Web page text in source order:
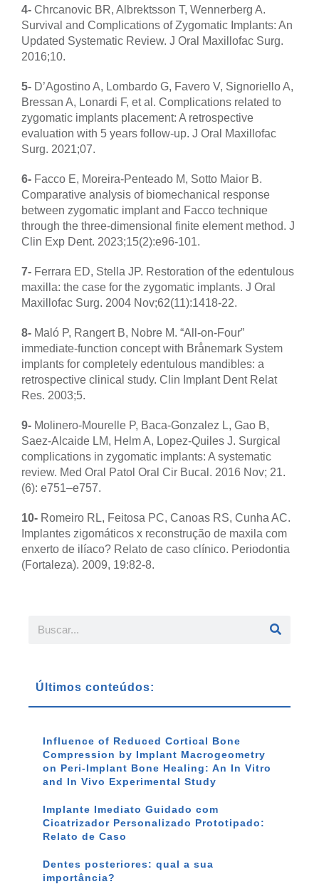
4- Chrcanovic BR, Albrektsson T, Wennerberg A.
Survival and Complications of Zygomatic Implants: An
Updated Systematic Review. J Oral Maxillofac Surg.
2016;10.
5- D’Agostino A, Lombardo G, Favero V, Signoriello A,
Bressan A, Lonardi F, et al. Complications related to
zygomatic implants placement: A retrospective
evaluation with 5 years follow-up. J Oral Maxillofac
Surg. 2021;07.
6- Facco E, Moreira-Penteado M, Sotto Maior B.
Comparative analysis of biomechanical response
between zygomatic implant and Facco technique
through the three-dimensional finite element method. J
Clin Exp Dent. 2023;15(2):e96-101.
7- Ferrara ED, Stella JP. Restoration of the edentulous
maxilla: the case for the zygomatic implants. J Oral
Maxillofac Surg. 2004 Nov;62(11):1418-22.
8- Maló P, Rangert B, Nobre M. “All-on-Four”
immediate-function concept with Brånemark System
implants for completely edentulous mandibles: a
retrospective clinical study. Clin Implant Dent Relat
Res. 2003;5.
9- Molinero-Mourelle P, Baca-Gonzalez L, Gao B,
Saez-Alcaide LM, Helm A, Lopez-Quiles J. Surgical
complications in zygomatic implants: A systematic
review. Med Oral Patol Oral Cir Bucal. 2016 Nov; 21.
(6): e751–e757.
10- Romeiro RL, Feitosa PC, Canoas RS, Cunha AC.
Implantes zigomáticos x reconstrução de maxila com
enxerto de ilíaco? Relato de caso clínico. Periodontia
(Fortaleza). 2009, 19:82-8.
Últimos conteúdos:
Influence of Reduced Cortical Bone
Compression by Implant Macrogeometry
on Peri-Implant Bone Healing: An In Vitro
and In Vivo Experimental Study
Implante Imediato Guidado com
Cicatrizador Personalizado Prototipado:
Relato de Caso
Dentes posteriores: qual a sua
importância?